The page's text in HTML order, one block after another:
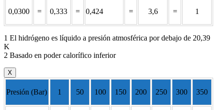
0,0300 = 0,333 = 0,424 = 3,6 = 1
1 El hidrógeno es líquido a presión atmosférica por debajo de 20,39
K
2 Basado en poder calorífico inferior
X
Presión (Bar) 1 50 100 150 200 250 300 350